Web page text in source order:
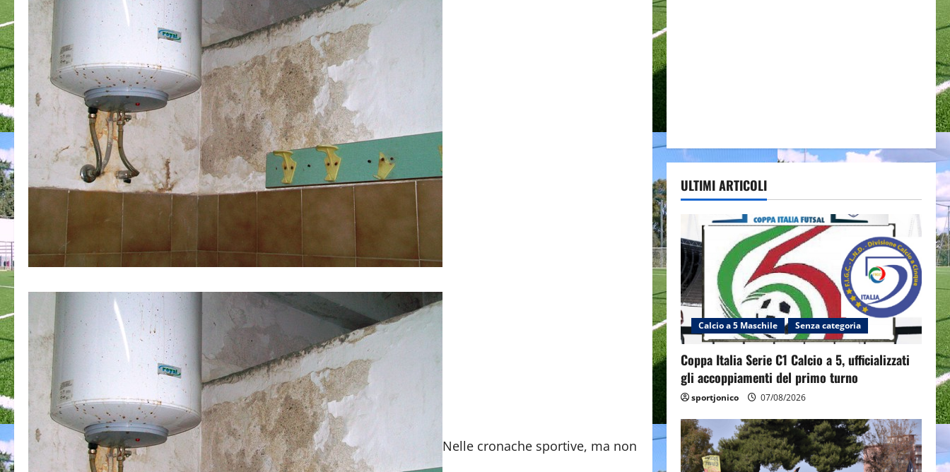
Nelle cronache sportive, ma non
ULTIMI ARTICOLI
Calcio a 5 Maschile Senza categoria
Coppa Italia Serie C1 Calcio a 5, ufficializzati
gli accoppiamenti del primo turno
sportjonico 07/08/2026